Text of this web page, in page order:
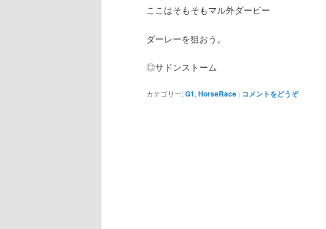
ここはそもそもマル外ダービー
ダーレーを狙おう。
◎サドンストーム
カテゴリー:G1, HorseRace | コメントをどうぞ